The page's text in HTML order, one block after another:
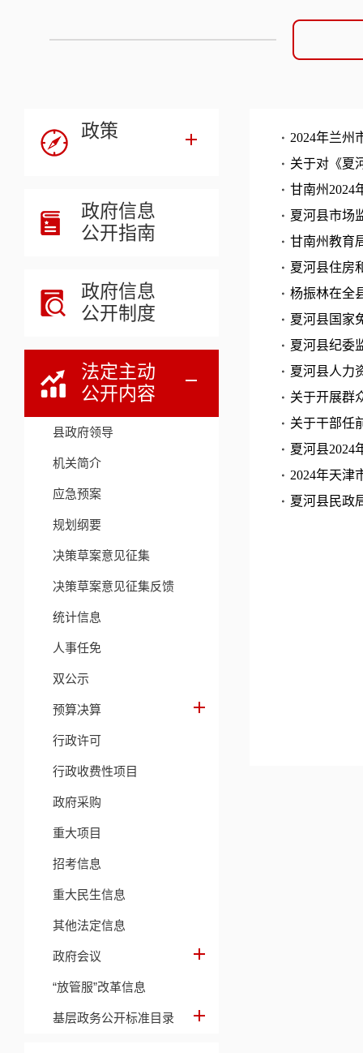
政策
政府信息
公开指南
政府信息
公开制度
法定主动
公开内容
县政府领导
机关简介
应急预案
规划纲要
决策草案意见征集
决策草案意见征集反馈
统计信息
人事任免
双公示
预算决算
行政许可
行政收费性项目
政府采购
重大项目
招考信息
重大民生信息
其他法定信息
政府会议
“放管服”改革信息
基层政务公开标准目录
2024年兰州
关于对《夏
甘南州2024
夏河县市场
甘南州教育
夏河县住房
杨振林在全
夏河县国家
夏河县纪委
夏河县人力
关于开展群
关于干部任
夏河县2024
2024年天津
夏河县民政